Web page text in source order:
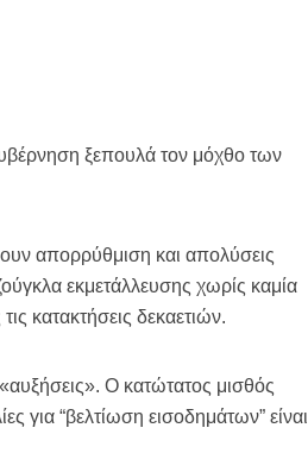
ξεπουλά τον μόχθο των
απορρύθμιση και απολύσεις
εκμετάλλευσης χωρίς καμία
κατακτήσεις δεκαετιών.
Ο κατώτατος μισθός
για “βελτίωση εισοδημάτων” είναι